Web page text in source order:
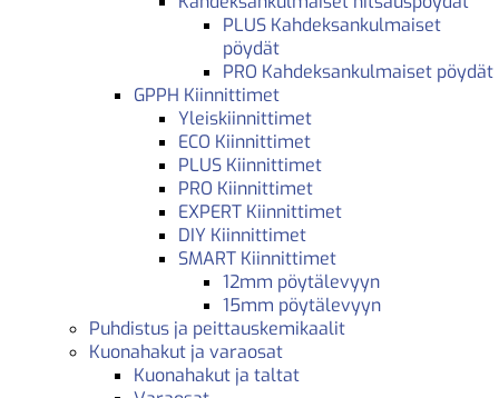
PLUS Kahdeksankulmaiset
pöydät
PRO Kahdeksankulmaiset pöydät
GPPH Kiinnittimet
Yleiskiinnittimet
ECO Kiinnittimet
PLUS Kiinnittimet
PRO Kiinnittimet
EXPERT Kiinnittimet
DIY Kiinnittimet
SMART Kiinnittimet
12mm pöytälevyyn
15mm pöytälevyyn
Puhdistus ja peittauskemikaalit
Kuonahakut ja varaosat
Kuonahakut ja taltat